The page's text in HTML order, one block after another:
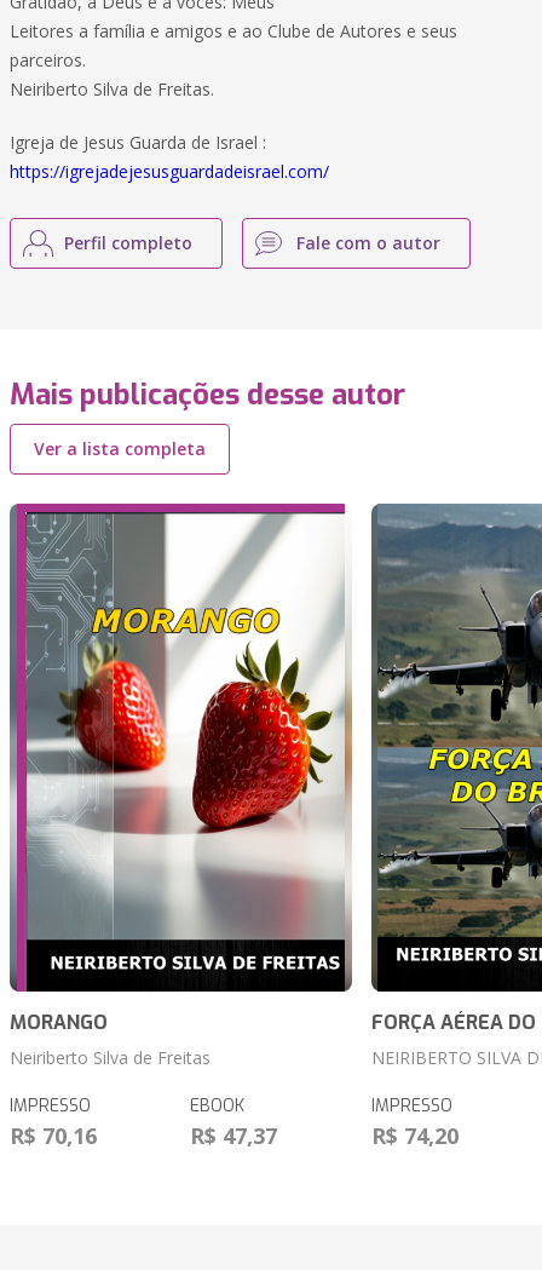
Leitores a família e amigos e ao Clube de Autores e seus
parceiros.
Neiriberto Silva de Freitas.
Igreja de Jesus Guarda de Israel :
https://igrejadejesusguardadeisrael.com/
Perfil completo Fale com o autor
Mais publicações desse autor
Ver a lista completa
MORANGO
Neiriberto Silva de Freitas
IMPRESSO
R$ 70,16
EBOOK
R$ 47,37
FORÇA AÉREA DO
NEIRIBERTO SILVA
IMPRESSO
R$ 74,20